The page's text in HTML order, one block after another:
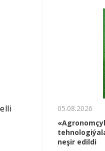
05.08.2026
neşir edildi